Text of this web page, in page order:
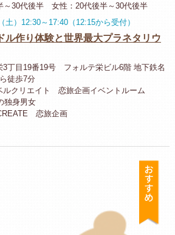
～30代後半 女性：20代後半～30代後半
（土）12:30～17:40（12:15から受付）
ル作り体験と世界最大プラネタリウ
3丁目19番19号 フォルテ栄ビル6階 地下鉄名
徒歩7分
ルクリエイト 恋旅企画イベントルーム
独身男女
恋旅企画